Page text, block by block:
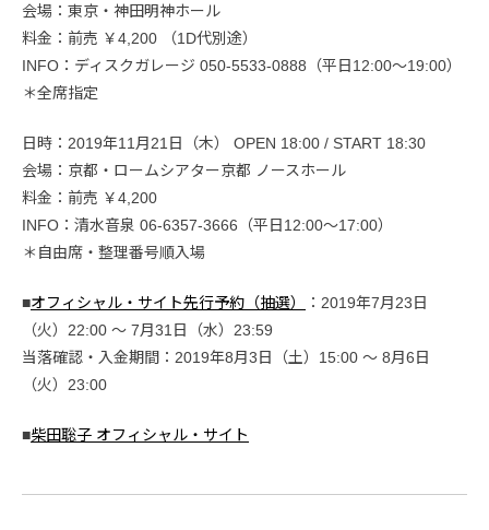
会場：東京・神田明神ホール
料金：前売 ￥4,200 （1D代別途）
INFO：ディスクガレージ 050-5533-0888（平日12:00〜19:00）
＊全席指定
日時：2019年11月21日（木） OPEN 18:00 / START 18:30
会場：京都・ロームシアター京都 ノースホール
料金：前売 ￥4,200
INFO：清水音泉 06-6357-3666（平日12:00～17:00）
＊自由席・整理番号順入場
■オフィシャル・サイト先行予約（抽選）
：2019年7月23日
（火）22:00 〜 7月31日（水）23:59
当落確認・入金期間：2019年8月3日（土）15:00 〜 8月6日
（火）23:00
■柴田聡子 オフィシャル・サイト